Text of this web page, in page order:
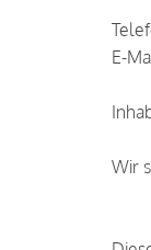
E-
Wir